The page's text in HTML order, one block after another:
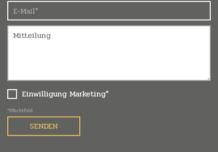
Einwilligung Marketing*
*Pflichtfeld